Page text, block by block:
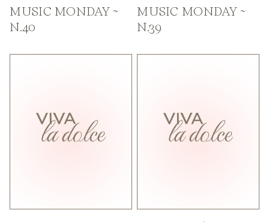
MUSIC MONDAY ~
N.40
MUSIC MONDAY ~
N.39